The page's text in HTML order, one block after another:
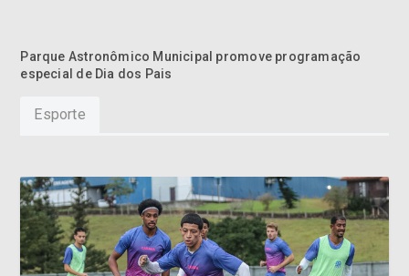
Parque Astronômico Municipal promove programação
especial de Dia dos Pais
Esporte